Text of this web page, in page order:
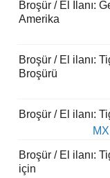
Broşür / El İlanı:
Amerika
Broşür / El ilanı:
Broşürü
Broşür / El ilanı:
MX
Broşür / El ilanı:
için